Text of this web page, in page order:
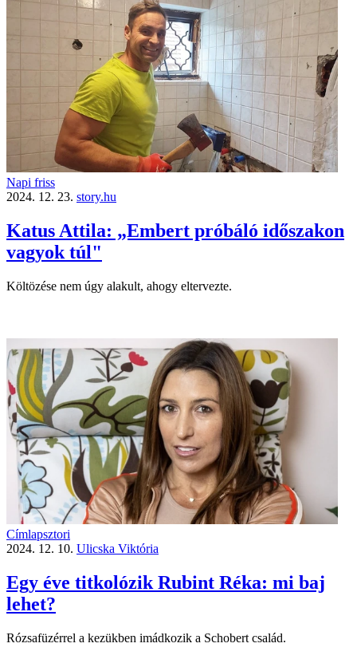
Napi friss
2024. 12. 23. story.hu
Katus Attila: „Embert próbáló időszakon
vagyok túl"
Költözése nem úgy alakult, ahogy eltervezte.
Címlapsztori
2024. 12. 10. Ulicska Viktória
Egy éve titkolózik Rubint Réka: mi baj
lehet?
Rózsafüzérrel a kezükben imádkozik a Schobert család.